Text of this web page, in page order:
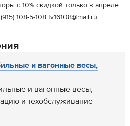
с 10% скидкой только в апреле.
108-5-108 tv16108@mail.ru
и вагонные весы,
и вагонные весы,
и техобслуживание